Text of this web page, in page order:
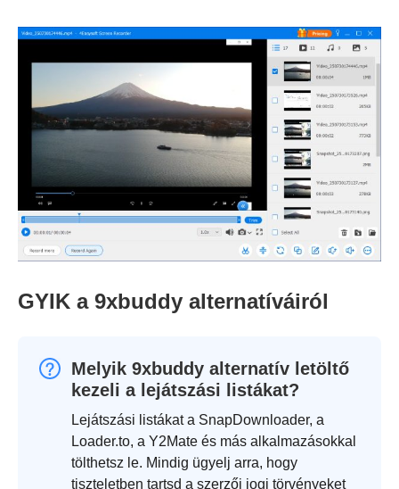
GYIK a 9xbuddy alternatíváiról
Melyik 9xbuddy alternatív letöltő
kezeli a lejátszási listákat?
Lejátszási listákat a SnapDownloader, a
Loader.to, a Y2Mate és más alkalmazásokkal
tölthetsz le. Mindig ügyelj arra, hogy
tiszteletben tartsd a szerzői jogi törvényeket